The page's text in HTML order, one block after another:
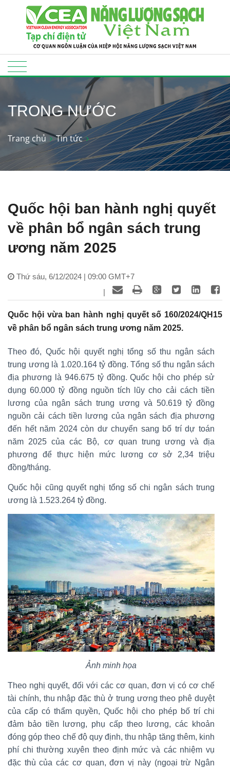
TRONG NƯỚC
Trang chủ Tin tức
Quốc hội ban hành nghị quyết
về phân bổ ngân sách trung
ương năm 2025
Thứ sáu, 6/12/2024 | 09:00 GMT+7
|
Quốc hội vừa ban hành nghị quyết số 160/2024/QH15
về phân bổ ngân sách trung ương năm 2025.
Theo đó, Quốc hội quyết nghị tổng số thu ngân sách
trung ương là 1.020.164 tỷ đồng. Tổng số thu ngân sách
địa phương là 946.675 tỷ đồng. Quốc hội cho phép sử
dụng 60.000 tỷ đồng nguồn tích lũy cho cải cách tiền
lương của ngân sách trung ương và 50.619 tỷ đồng
nguồn cải cách tiền lương của ngân sách địa phương
đến hết năm 2024 còn dư chuyển sang bố trí dự toán
năm 2025 của các Bộ, cơ quan trung ương và địa
phương để thực hiện mức lương cơ sở 2,34 triệu
đồng/tháng.
Quốc hội cũng quyết nghị tổng số chi ngân sách trung
ương là 1.523.264 tỷ đồng.
Ảnh minh họa
Theo nghị quyết, đối với các cơ quan, đơn vị có cơ chế
tài chính, thu nhập đặc thù ở trung ương theo phê duyệt
của cấp có thẩm quyền, Quốc hội cho phép bố trí chi
đảm bảo tiền lương, phụ cấp theo lương, các khoản
đóng góp theo chế độ quy định, thu nhập tăng thêm, kinh
phí chi thường xuyên theo định mức và các nhiệm vụ
đặc thù của các cơ quan, đơn vị này (ngoại trừ Ngân